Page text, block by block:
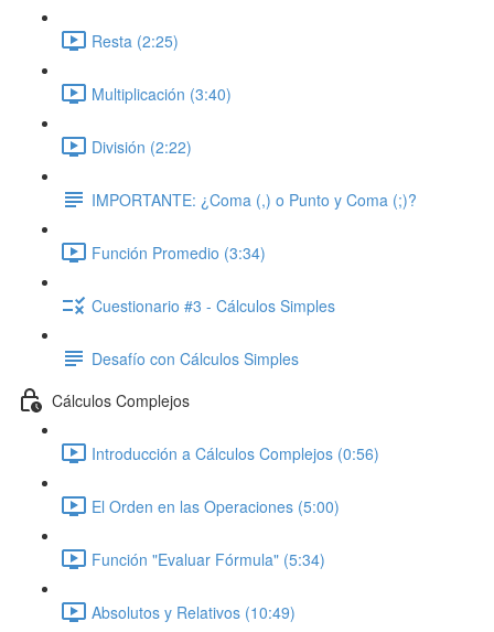
Resta (2:25)
Multiplicación (3:40)
División (2:22)
IMPORTANTE: ¿Coma (,) o Punto y Coma (;)?
Función Promedio (3:34)
Cuestionario #3 - Cálculos Simples
Desafío con Cálculos Simples
Cálculos Complejos
Introducción a Cálculos Complejos (0:56)
El Orden en las Operaciones (5:00)
Función "Evaluar Fórmula" (5:34)
Absolutos y Relativos (10:49)